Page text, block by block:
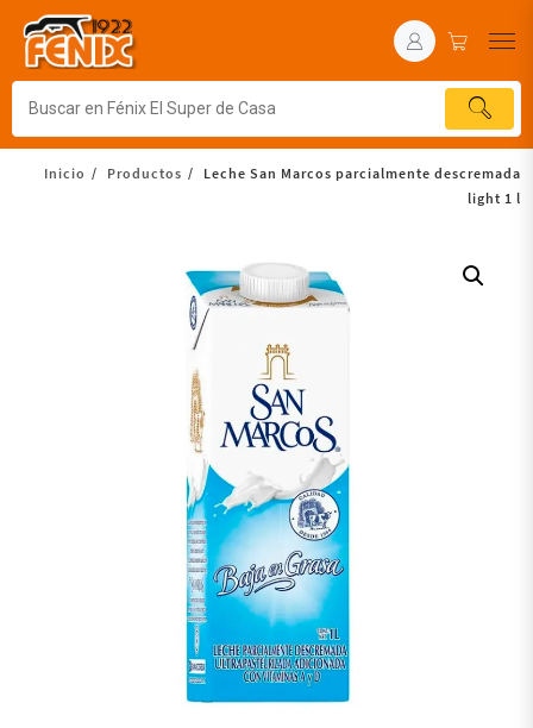
Inicio Productos
Leche San Marcos parcialmente descremada
light 1 l